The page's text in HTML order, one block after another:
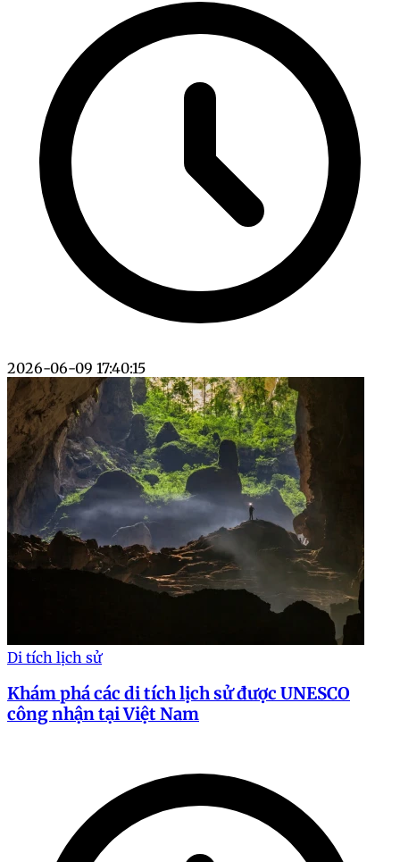
2026-06-09 17:40:15
Di tích lịch sử
Khám phá các di tích lịch sử được UNESCO
công nhận tại Việt Nam